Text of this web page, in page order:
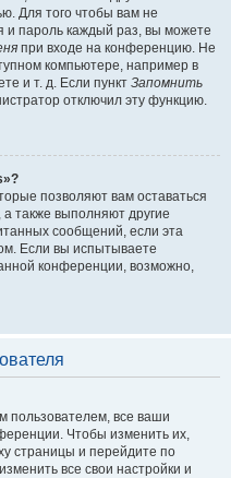
Для того чтобы вам не
и пароль каждый раз, вы можете
при входе на конференцию. Не
компьютере, например в
и т. д. Если пункт Запомнить
отключил эту функцию.
позволяют вам оставаться
также выполняют другие
сообщений, если эта
Если вы испытываете
конференции, возможно,
пользователем, все ваши
Чтобы изменить их,
страницы и перейдите по
все свои настройки и